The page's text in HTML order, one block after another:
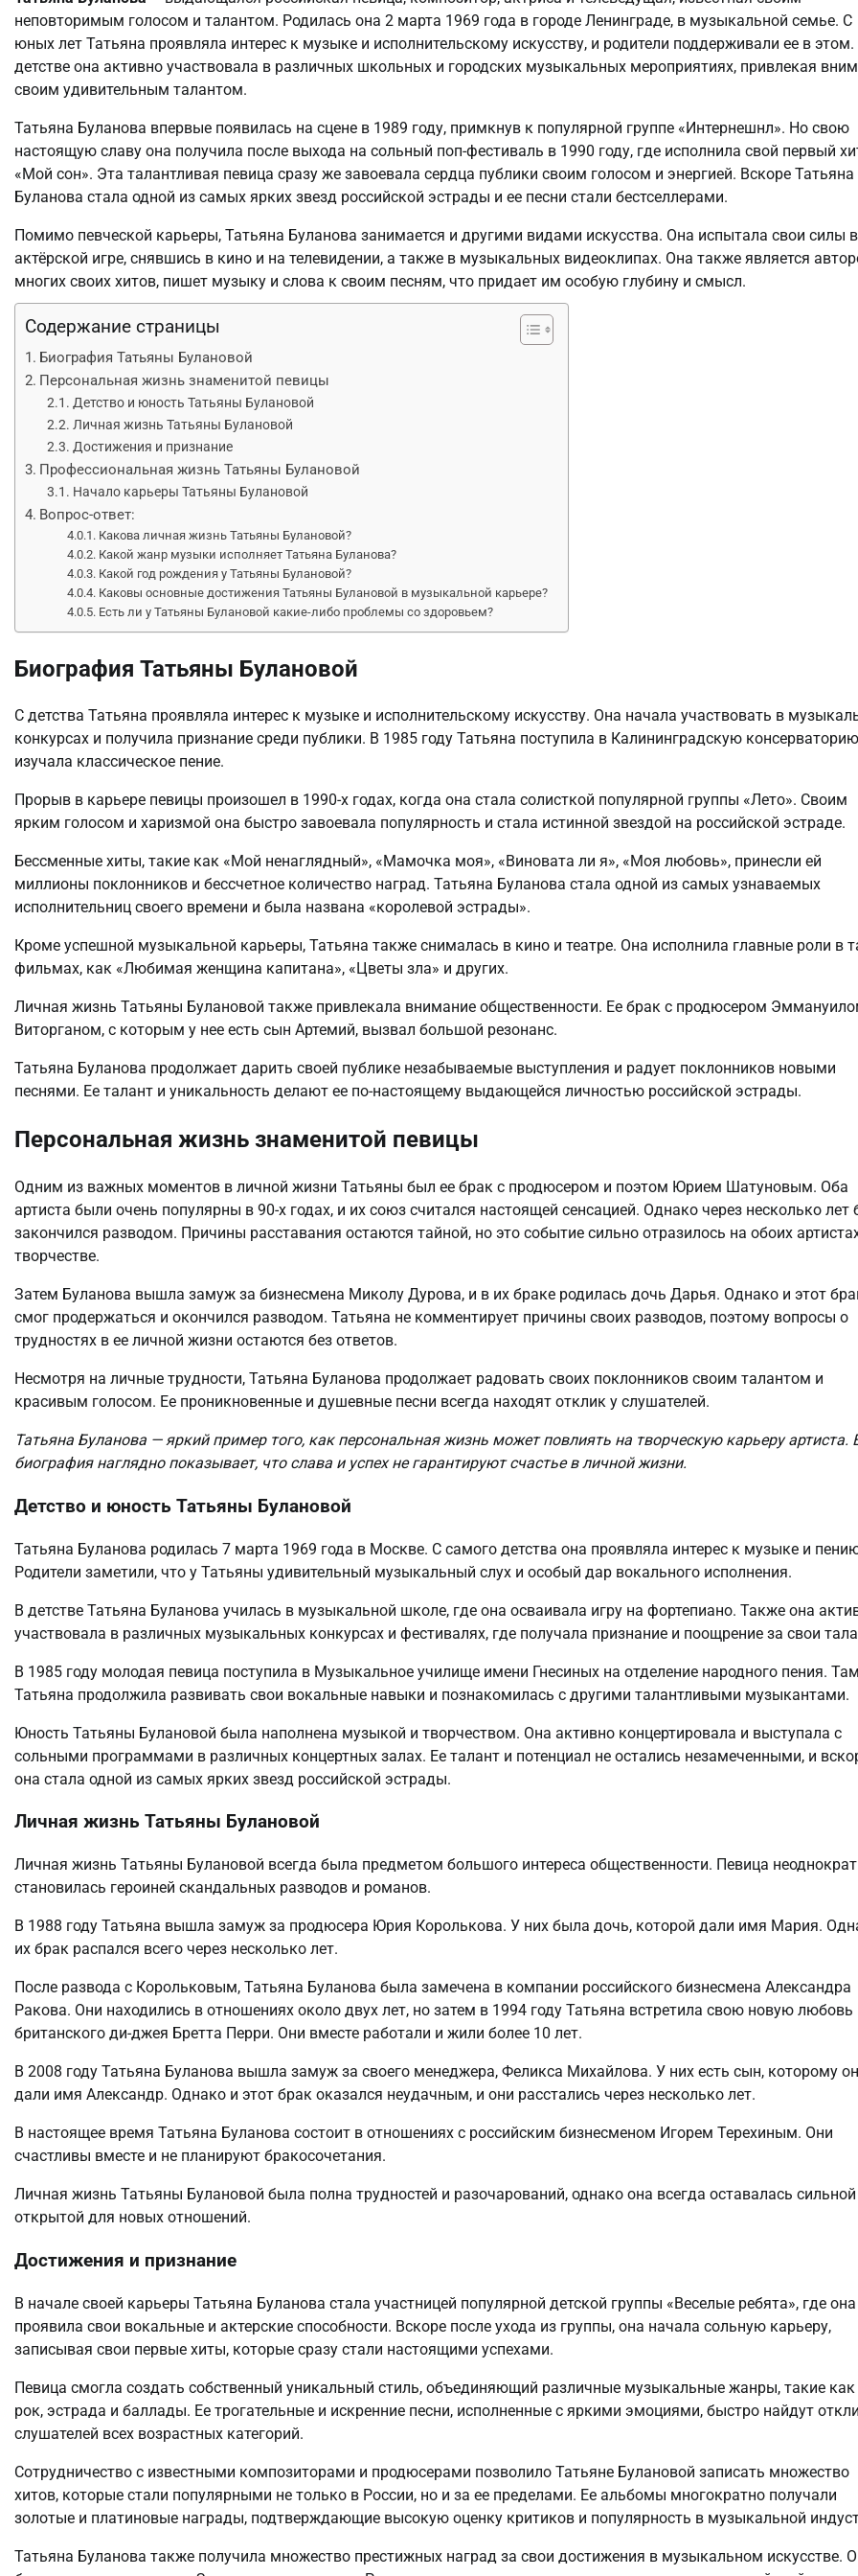
неповторимым голосом и талантом. Родилась она 2 марта 1969 года в городе Ленинграде, в музыкальной семье. С
юных лет Татьяна проявляла интерес к музыке и исполнительскому искусству, и родители поддерживали ее в этом.
детстве она активно участвовала в различных школьных и городских музыкальных мероприятиях, привлекая
своим удивительным талантом.
Татьяна Буланова впервые появилась на сцене в 1989 году, примкнув к популярной группе «Интернешнл». Но свою
настоящую славу она получила после выхода на сольный поп-фестиваль в 1990 году, где исполнила свой первый
«Мой сон». Эта талантливая певица сразу же завоевала сердца публики своим голосом и энергией. Вскоре Татьяна
Буланова стала одной из самых ярких звезд российской эстрады и ее песни стали бестселлерами.
Помимо певческой карьеры, Татьяна Буланова занимается и другими видами искусства. Она испытала свои силы в
актёрской игре, снявшись в кино и на телевидении, а также в музыкальных видеоклипах. Она также является
многих своих хитов, пишет музыку и слова к своим песням, что придает им особую глубину и смысл.
Содержание страницы
Биография Татьяны Булановой
Персональная жизнь знаменитой певицы
Детство и юность Татьяны Булановой
Личная жизнь Татьяны Булановой
Достижения и признание
Профессиональная жизнь Татьяны Булановой
Начало карьеры Татьяны Булановой
Вопрос-ответ:
Какова личная жизнь Татьяны Булановой?
Какой жанр музыки исполняет Татьяна Буланова?
Какой год рождения у Татьяны Булановой?
Каковы основные достижения Татьяны Булановой в музыкальной карьере?
Есть ли у Татьяны Булановой какие-либо проблемы со здоровьем?
Биография Татьяны Булановой
С детства Татьяна проявляла интерес к музыке и исполнительскому искусству. Она начала участвовать в
конкурсах и получила признание среди публики. В 1985 году Татьяна поступила в Калининградскую
изучала классическое пение.
Прорыв в карьере певицы произошел в 1990-х годах, когда она стала солисткой популярной группы «Лето». Своим
ярким голосом и харизмой она быстро завоевала популярность и стала истинной звездой на российской эстраде.
Бессменные хиты, такие как «Мой ненаглядный», «Мамочка моя», «Виновата ли я», «Моя любовь», принесли ей
миллионы поклонников и бессчетное количество наград. Татьяна Буланова стала одной из самых узнаваемых
исполнительниц своего времени и была названа «королевой эстрады».
Кроме успешной музыкальной карьеры, Татьяна также снималась в кино и театре. Она исполнила главные роли в
фильмах, как «Любимая женщина капитана», «Цветы зла» и других.
Личная жизнь Татьяны Булановой также привлекала внимание общественности. Ее брак с продюсером
Виторганом, с которым у нее есть сын Артемий, вызвал большой резонанс.
Татьяна Буланова продолжает дарить своей публике незабываемые выступления и радует поклонников новыми
песнями. Ее талант и уникальность делают ее по-настоящему выдающейся личностью российской эстрады.
Персональная жизнь знаменитой певицы
Одним из важных моментов в личной жизни Татьяны был ее брак с продюсером и поэтом Юрием Шатуновым. Оба
артиста были очень популярны в 90-х годах, и их союз считался настоящей сенсацией. Однако через несколько лет
закончился разводом. Причины расставания остаются тайной, но это событие сильно отразилось на обоих
творчестве.
Затем Буланова вышла замуж за бизнесмена Миколу Дурова, и в их браке родилась дочь Дарья. Однако и этот
смог продержаться и окончился разводом. Татьяна не комментирует причины своих разводов, поэтому вопросы о
трудностях в ее личной жизни остаются без ответов.
Несмотря на личные трудности, Татьяна Буланова продолжает радовать своих поклонников своим талантом и
красивым голосом. Ее проникновенные и душевные песни всегда находят отклик у слушателей.
Татьяна Буланова — яркий пример того, как персональная жизнь может повлиять на творческую карьеру артиста.
биография наглядно показывает, что слава и успех не гарантируют счастье в личной жизни.
Детство и юность Татьяны Булановой
Татьяна Буланова родилась 7 марта 1969 года в Москве. С самого детства она проявляла интерес к музыке и
Родители заметили, что у Татьяны удивительный музыкальный слух и особый дар вокального исполнения.
В детстве Татьяна Буланова училась в музыкальной школе, где она осваивала игру на фортепиано. Также она
участвовала в различных музыкальных конкурсах и фестивалях, где получала признание и поощрение за свои
В 1985 году молодая певица поступила в Музыкальное училище имени Гнесиных на отделение народного пения. Там
Татьяна продолжила развивать свои вокальные навыки и познакомилась с другими талантливыми музыкантами.
Юность Татьяны Булановой была наполнена музыкой и творчеством. Она активно концертировала и выступала с
сольными программами в различных концертных залах. Ее талант и потенциал не остались незамеченными, и
она стала одной из самых ярких звезд российской эстрады.
Личная жизнь Татьяны Булановой
Личная жизнь Татьяны Булановой всегда была предметом большого интереса общественности. Певица
становилась героиней скандальных разводов и романов.
В 1988 году Татьяна вышла замуж за продюсера Юрия Королькова. У них была дочь, которой дали имя Мария.
их брак распался всего через несколько лет.
После развода с Корольковым, Татьяна Буланова была замечена в компании российского бизнесмена Александра
Ракова. Они находились в отношениях около двух лет, но затем в 1994 году Татьяна встретила свою новую
британского ди-джея Бретта Перри. Они вместе работали и жили более 10 лет.
В 2008 году Татьяна Буланова вышла замуж за своего менеджера, Феликса Михайлова. У них есть сын, которому
дали имя Александр. Однако и этот брак оказался неудачным, и они расстались через несколько лет.
В настоящее время Татьяна Буланова состоит в отношениях с российским бизнесменом Игорем Терехиным. Они
счастливы вместе и не планируют бракосочетания.
Личная жизнь Татьяны Булановой была полна трудностей и разочарований, однако она всегда оставалась сильной
открытой для новых отношений.
Достижения и признание
В начале своей карьеры Татьяна Буланова стала участницей популярной детской группы «Веселые ребята», где она
проявила свои вокальные и актерские способности. Вскоре после ухода из группы, она начала сольную карьеру,
записывая свои первые хиты, которые сразу стали настоящими успехами.
Певица смогла создать собственный уникальный стиль, объединяющий различные музыкальные жанры, такие как
рок, эстрада и баллады. Ее трогательные и искренние песни, исполненные с яркими эмоциями, быстро найдут
слушателей всех возрастных категорий.
Сотрудничество с известными композиторами и продюсерами позволило Татьяне Булановой записать множество
хитов, которые стали популярными не только в России, но и за ее пределами. Ее альбомы многократно получали
золотые и платиновые награды, подтверждающие высокую оценку критиков и популярность в музыкальной
Татьяна Буланова также получила множество престижных наград за свои достижения в музыкальном искусстве.